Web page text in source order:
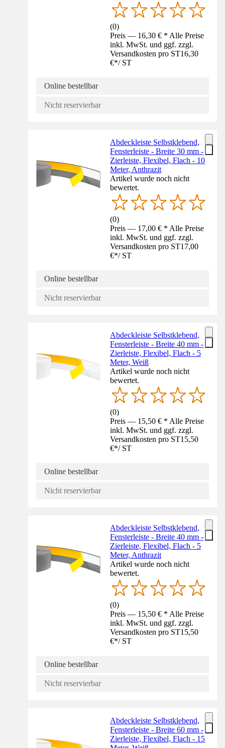
(0)
Preis — 16,30 € * Alle Preise
inkl. MwSt. und ggf. zzgl.
Versandkosten pro ST16,30
€*/ ST
Online bestellbar
Nicht reservierbar
Abdeckleiste Selbstklebend,
Fensterleiste - Breite 30 mm -
Zierleiste, Flexibel, Flach - 10
Meter, Anthrazit
Artikel wurde noch nicht
bewertet.
(0)
Preis — 17,00 € * Alle Preise
inkl. MwSt. und ggf. zzgl.
Versandkosten pro ST17,00
€*/ ST
Online bestellbar
Nicht reservierbar
Abdeckleiste Selbstklebend,
Fensterleiste - Breite 40 mm -
Zierleiste, Flexibel, Flach - 5
Meter, Weiß
Artikel wurde noch nicht
bewertet.
(0)
Preis — 15,50 € * Alle Preise
inkl. MwSt. und ggf. zzgl.
Versandkosten pro ST15,50
€*/ ST
Online bestellbar
Nicht reservierbar
Abdeckleiste Selbstklebend,
Fensterleiste - Breite 40 mm -
Zierleiste, Flexibel, Flach - 5
Meter, Anthrazit
Artikel wurde noch nicht
bewertet.
(0)
Preis — 15,50 € * Alle Preise
inkl. MwSt. und ggf. zzgl.
Versandkosten pro ST15,50
€*/ ST
Online bestellbar
Nicht reservierbar
Abdeckleiste Selbstklebend,
Fensterleiste - Breite 60 mm -
Zierleiste, Flexibel, Flach - 15